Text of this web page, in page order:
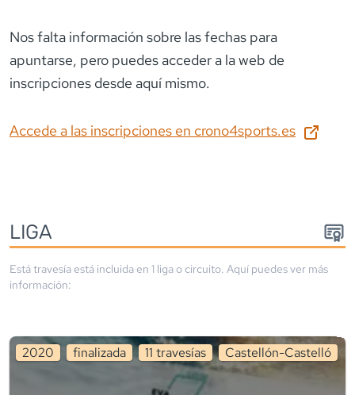
Nos falta información sobre las fechas para
apuntarse, pero puedes acceder a la web de
inscripciones desde aquí mismo.
Accede a las inscripciones en crono4sports.es
LIGA
Está travesía está incluida en 1 liga o circuito. Aquí puedes ver más
información:
2020 finalizada 11 travesías Castellón-Castelló